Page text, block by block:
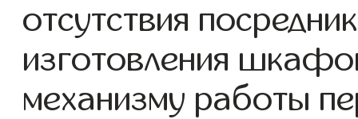
отсутствия
изготовления
механизму работы